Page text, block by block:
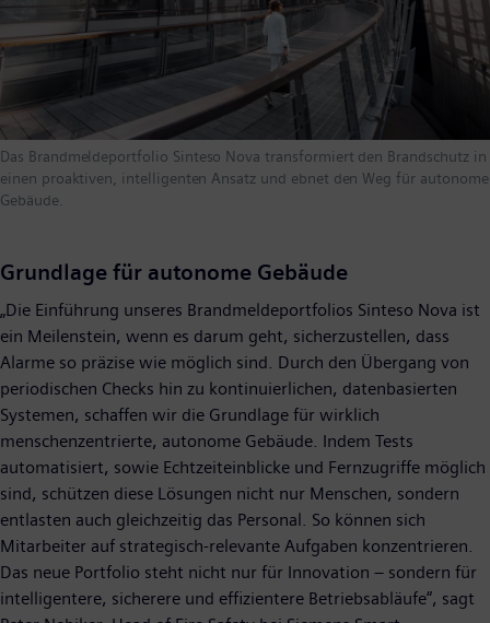
Das Brandmeldeportfolio Sinteso Nova transformiert den Brandschutz in
einen proaktiven, intelligenten Ansatz und ebnet den Weg für autonome
Gebäude.
Grundlage für autonome Gebäude
„Die Einführung unseres Brandmeldeportfolios Sinteso Nova ist
ein Meilenstein, wenn es darum geht, sicherzustellen, dass
Alarme so präzise wie möglich sind. Durch den Übergang von
periodischen Checks hin zu kontinuierlichen, datenbasierten
Systemen, schaffen wir die Grundlage für wirklich
menschenzentrierte, autonome Gebäude. Indem Tests
automatisiert, sowie Echtzeiteinblicke und Fernzugriffe möglich
sind, schützen diese Lösungen nicht nur Menschen, sondern
entlasten auch gleichzeitig das Personal. So können sich
Mitarbeiter auf strategisch-relevante Aufgaben konzentrieren.
Das neue Portfolio steht nicht nur für Innovation – sondern für
intelligentere, sicherere und effizientere Betriebsabläufe“, sagt